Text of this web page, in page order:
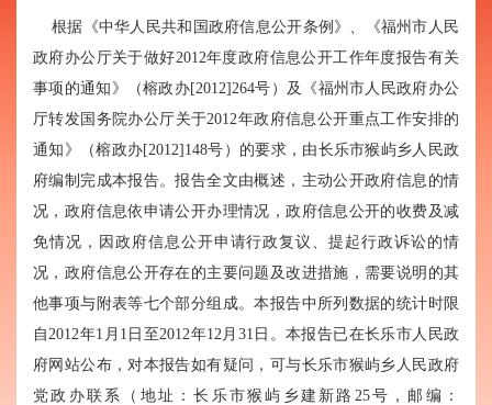
根据《中华人民共和国政府信息公开条例》、《福州市人民
政府办公厅关于做好2012年度政府信息公开工作年度报告有关
事项的通知》（榕政办[2012]264号）及《福州市人民政府办公
厅转发国务院办公厅关于2012年政府信息公开重点工作安排的
通知》（榕政办[2012]148号）的要求，由长乐市猴屿乡人民政
府编制完成本报告。报告全文由概述，主动公开政府信息的情
况，政府信息依申请公开办理情况，政府信息公开的收费及减
免情况，因政府信息公开申请行政复议、提起行政诉讼的情
况，政府信息公开存在的主要问题及改进措施，需要说明的其
他事项与附表等七个部分组成。本报告中所列数据的统计时限
自2012年1月1日至2012年12月31日。本报告已在长乐市人民政
府网站公布，对本报告如有疑问，可与长乐市猴屿乡人民政府
党政办联系（地址：长乐市猴屿乡建新路25号，邮编：